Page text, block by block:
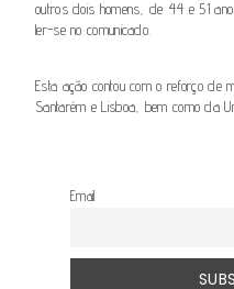
outros dois homens, de 44 e 51
ler-se no comunicado.
Esta ação contou com o reforço de
Santarém e Lisboa, bem como da
Email